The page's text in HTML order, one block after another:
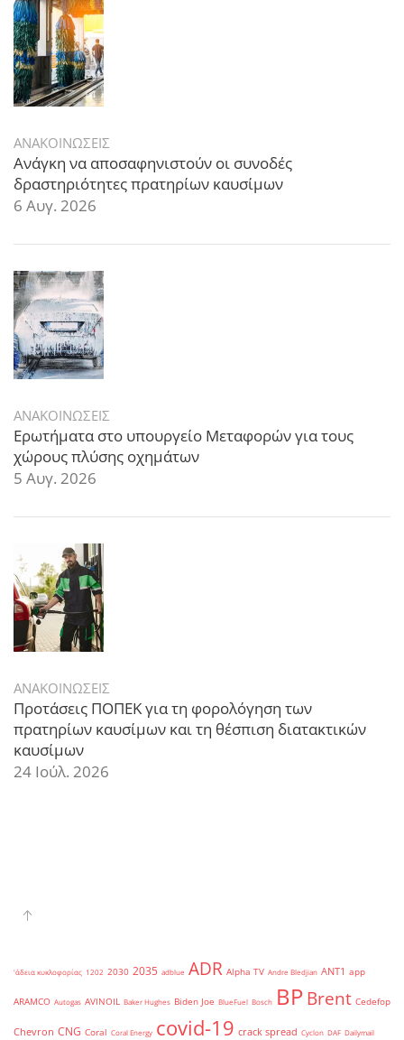
ΑΝΑΚΟΙΝΩΣΕΙΣ
Ανάγκη να αποσαφηνιστούν οι συνοδές
δραστηριότητες πρατηρίων καυσίμων
6 Αυγ. 2026
ΑΝΑΚΟΙΝΩΣΕΙΣ
Ερωτήματα στο υπουργείο Μεταφορών για τους
χώρους πλύσης οχημάτων
5 Αυγ. 2026
ΑΝΑΚΟΙΝΩΣΕΙΣ
Προτάσεις ΠΟΠΕΚ για τη φορολόγηση των
πρατηρίων καυσίμων και τη θέσπιση διατακτικών
καυσίμων
24 Ιούλ. 2026
'άδεια κυκλοφορίας 1202 2030 2035 adblue ADR Alpha TV Andre Bledjian ANT1 app
ARAMCO Autogas AVINOIL Baker Hughes Biden Joe BlueFuel Bosch BPBrent Cedefop
Chevron CNG Coral Coral Energy covid-19 crack spread Cyclon DAF Dailymail